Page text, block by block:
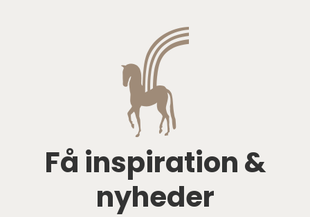
Få inspiration &
nyheder